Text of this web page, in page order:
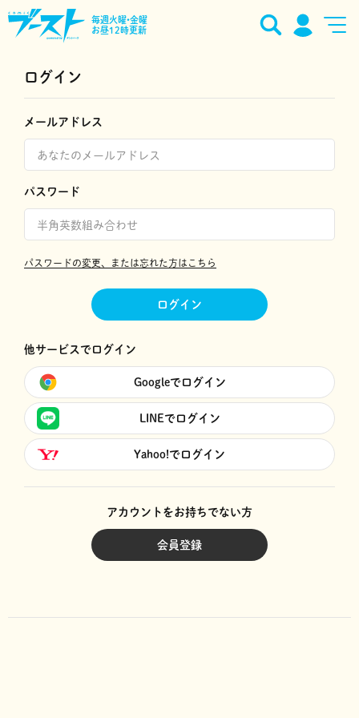
毎週火曜•金曜
お昼12時更新
ログイン
メールアドレス
パスワード
パスワードの変更、または忘れた方はこちら
ログイン
他サービスでログイン
Googleでログイン
LINEでログイン
Yahoo!でログイン
アカウントをお持ちでない方
会員登録